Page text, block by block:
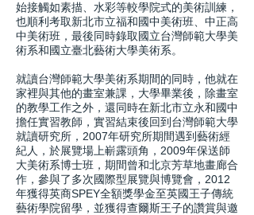
始接觸如素描、水彩等較學院式的美術訓練，
也順利考取新北市立福和國中美術班、中正高
中美術班，最後同時錄取國立台灣師範大學美
術系和國立臺北藝術大學美術系。
就讀台灣師範大學美術系期間的同時，他就在
家裡與其他的畫室兼課，大學畢業後，除畫室
的教學工作之外，還同時在新北市立永和國中
擔任實習教師，實習結束後回到台灣師範大學
就讀研究所，2007年研究所期間遇到藝術經
紀人，於展覽場上嶄露頭角，2009年保送師
大美術系博士班，期間曾和北京芳草地畫廊合
作，參與了多次國際型展覽與博覽會，2012
年獲得英商SPEY全額獎學金至英國王子傳統
藝術學院留學，並獲得查爾斯王子的讚賞與邀